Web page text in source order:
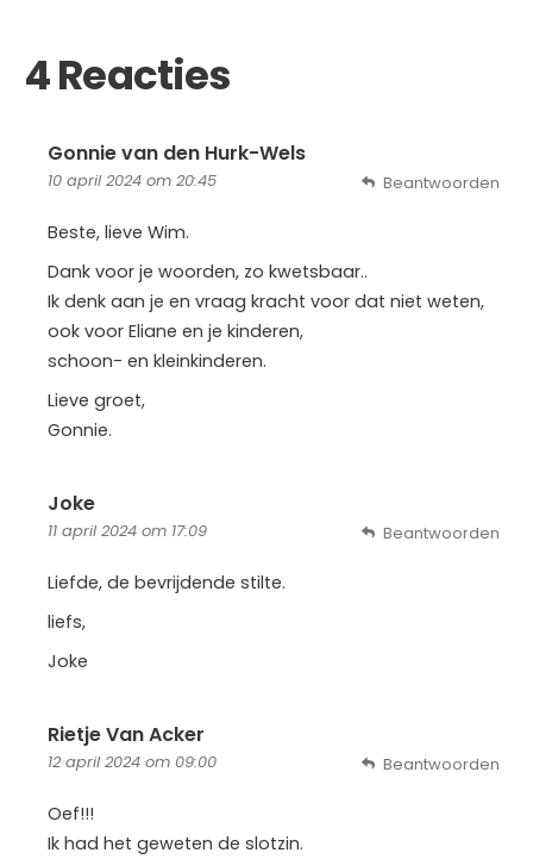
4 Reacties
Gonnie van den Hurk-Wels
10 april 2024 om 20:45
Beste, lieve Wim.
Dank voor je woorden, zo kwetsbaar..
Ik denk aan je en vraag kracht voor dat niet weten,
ook voor Eliane en je kinderen,
schoon- en kleinkinderen.
Lieve groet,
Gonnie.
Beantwoorden
Joke
11 april 2024 om 17:09
Liefde, de bevrijdende stilte.
liefs,
Joke
Beantwoorden
Rietje Van Acker
12 april 2024 om 09:00
Oef!!!
Ik had het geweten de slotzin.
Beantwoorden